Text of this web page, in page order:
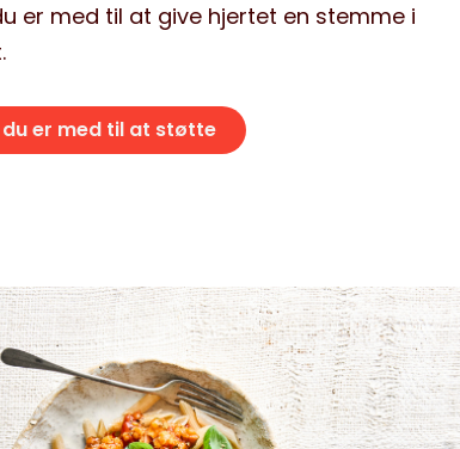
er med til at give hjertet en stemme i
du er med til at støtte